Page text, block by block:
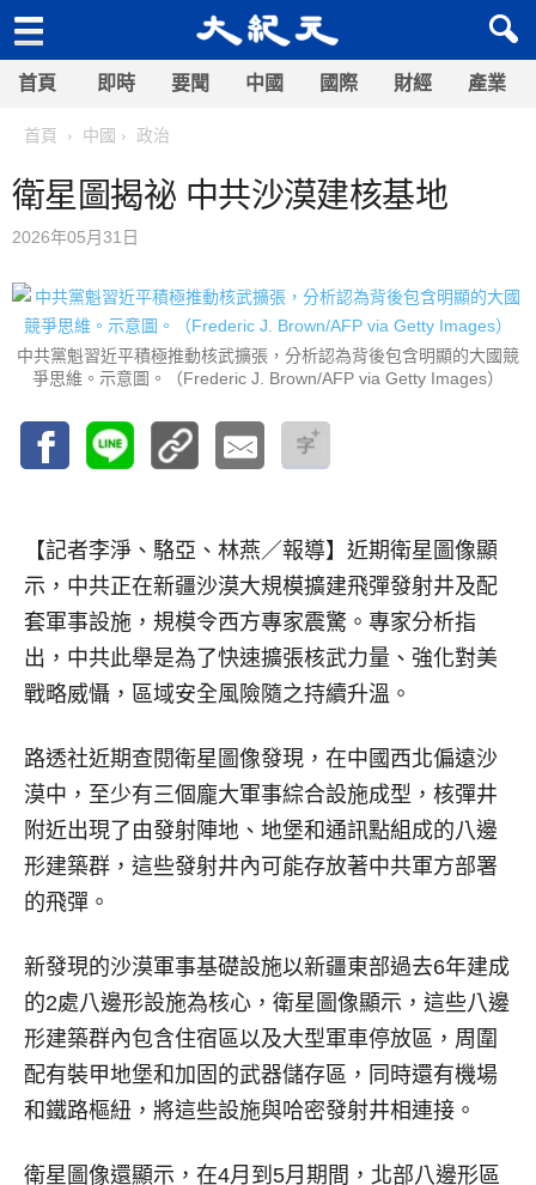
首頁 即時 要聞 中國 國際 財經 產業
首頁 中國 政治
衛星圖揭祕 中共沙漠建核基地
2026年05月31日
中共黨魁習近平積極推動核武擴張，分析認為背後包含明顯的大國競
爭思維。示意圖。（Frederic J. Brown/AFP via Getty Images）
【記者李淨、駱亞、林燕／報導】 近期衛星圖像顯
示，中共正在新疆沙漠大規模擴建飛彈發射井及配
套軍事設施，規模令西方專家震驚。專家分析指
出，中共此舉是為了快速擴張核武力量、強化對美
戰略威懾，區域安全風險隨之持續升溫。
路透社近期查閱衛星圖像發現，在中國西北偏遠沙
漠中，至少有三個龐大軍事綜合設施成型，核彈井
附近出現了由發射陣地、地堡和通訊點組成的八邊
形建築群，這些發射井內可能存放著中共軍方部署
的飛彈。
新發現的沙漠軍事基礎設施以新疆東部過去6年建成
的2處八邊形設施為核心，衛星圖像顯示，這些八邊
形建築群內包含住宿區以及大型軍車停放區，周圍
配有裝甲地堡和加固的武器儲存區，同時還有機場
和鐵路樞紐，將這些設施與哈密發射井相連接。
衛星圖像還顯示，在4月到5月期間，北部八邊形區